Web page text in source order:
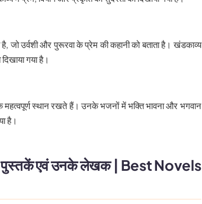
जो उर्वशी और पुरूरवा के प्रेम की कहानी को बताता है। खंडकाव्य
गया है।
महत्वपूर्ण स्थान रखते हैं। उनके भजनों में भक्ति भावना और भगवान
है।
पुस्तकें एवं उनके लेखक | Best Novels